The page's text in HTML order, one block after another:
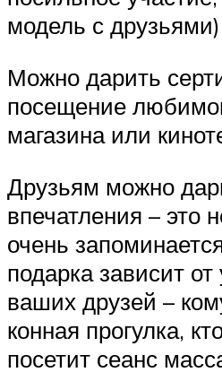
модель с
Можно дарить
посещение
магазина или
Друзьям можно
впечатления – это
очень
подарка зависит
ваших друзей –
конная прогулка,
посетит сеанс